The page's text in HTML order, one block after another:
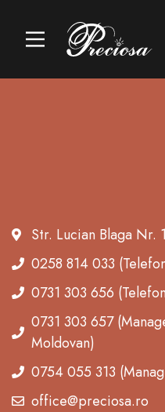
Str. Lucian Blaga Nr.
0258 814 033
0731 303 656
0731 303 657
Moldovan)
0754 055 313
office@preciosa.ro